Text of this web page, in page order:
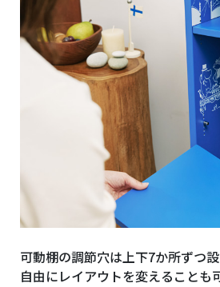
可動棚の調節穴は上下7か所ずつ設
自由にレイアウトを変えることも